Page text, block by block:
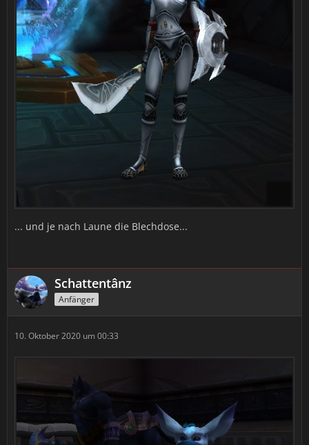
... und je nach Laune die Blechdose...
Schattentânz
Anfänger
10. Oktober 2020 um 00:33